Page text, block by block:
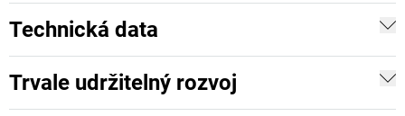
Technická data
Trvale udržitelný rozvoj